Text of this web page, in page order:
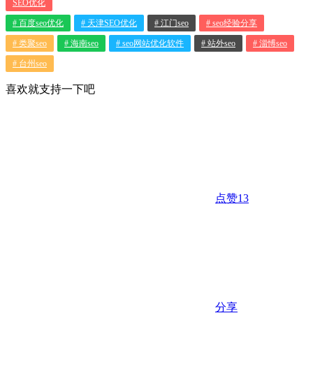
SEO优化
# 百度seo优化 # 天津SEO优化 # 江门seo # seo经验分享
# 类聚seo # 海南seo # seo网站优化软件 # 站外seo # 淄愽seo
# 台州seo
喜欢就支持一下吧
点赞13
分享